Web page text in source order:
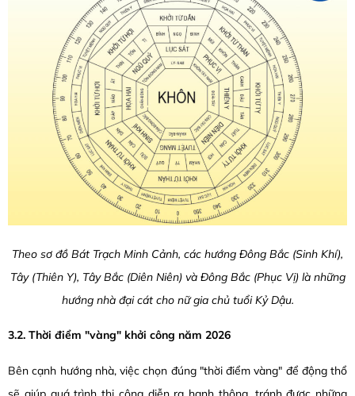
Theo sơ đồ Bát Trạch Minh Cảnh, các hướng Đông Bắc (Sinh Khí),
Tây (Thiên Y), Tây Bắc (Diên Niên) và Đông Bắc (Phục Vị) là những
hướng nhà đại cát cho nữ gia chủ tuổi Kỷ Dậu.
3.2. Thời điểm "vàng" khởi công năm 2026
Bên cạnh hướng nhà, việc chọn đúng "thời điểm vàng" để động thổ